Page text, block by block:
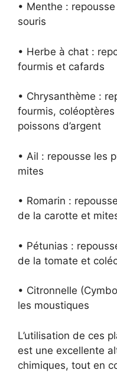
• Menthe :
souris
• Herbe à chat :
fourmis et cafards
• Chrysanthème :
fourmis,
poissons d’argent
• Ail : repousse les
mites
• Romarin :
de la carotte et
• Pétunias :
de la tomate et
• Citronnelle
les moustiques
L’utilisation de ces
est une excellente
chimiques, tout en